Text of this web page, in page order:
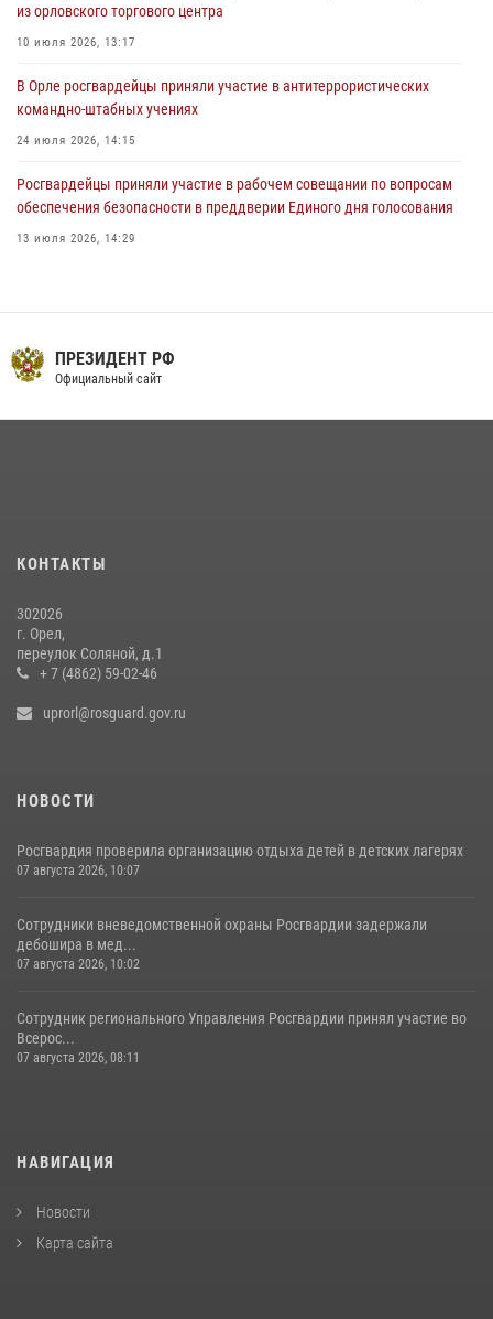
03 августа 2026, 14:30
из орловского торгового центра
10 июля 2026, 13:17
В Орле росгвардейцы приняли участие в антитеррористических
командно-штабных учениях
24 июля 2026, 14:15
Росгвардейцы приняли участие в рабочем совещании по вопросам
обеспечения безопасности в преддверии Единого дня голосования
13 июля 2026, 14:29
16 июля 2026, 13:34
На брифинге росгвардейцы рассказали орловцам об изменениях в
законодательстве, регулирующем оборот оружия
15 июля 2026, 14:49
ПРЕЗИДЕНТ РФ
Официальный сайт
КОНТАКТЫ
302026
г. Орел,
переулок Соляной, д.1
+ 7 (4862) 59-02-46
uprorl@rosguard.gov.ru
НОВОСТИ
Росгвардия проверила организацию отдыха детей в детских лагерях
07 августа 2026, 10:07
Сотрудники вневедомственной охраны Росгвардии задержали
дебошира в мед...
07 августа 2026, 10:02
Сотрудник регионального Управления Росгвардии принял участие во
Всерос...
07 августа 2026, 08:11
НАВИГАЦИЯ
Новости
Карта сайта